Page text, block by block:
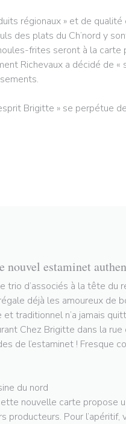
régionaux » et de
des plats du Ch’nord y
frites seront à la carte
Richevaux a décidé de
Brigitte » se perpétue
estaminet
trio d’associés à la tête du
déjà les amoureux de
traditionnel n’a jamais
Chez Brigitte dans la
de l’estaminet ! Fresque
du nord
nouvelle carte propose
producteurs. Pour